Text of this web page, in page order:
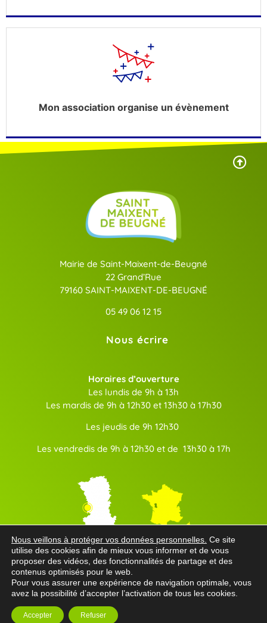
Mon association organise un évènement
Mairie de Saint-Maixent-de-Beugné
22 Grand’Rue
79160 SAINT-MAIXENT-DE-BEUGNÉ
05 49 06 12 15
Nous écrire
Horaires d’ouverture
Les lundis de 9h à 13h
Les mardis de 9h à 12h30 et 13h30 à 17h30
Les jeudis de 9h 12h30
Les vendredis de 9h à 12h30 et de 13h30 à 17h
Communauté de communes Val de Gâtine
Nous veillons à protéger vos données personnelles. Ce site
utilise des cookies afin de mieux vous informer et de vous
proposer des vidéos, des fonctionnalités de partage et des
contenus optimisés pour le web.
Pour vous assurer une expérience de navigation optimale, vous
avez la possibilité d’accepter l’activation de tous les cookies.
Accepter Refuser